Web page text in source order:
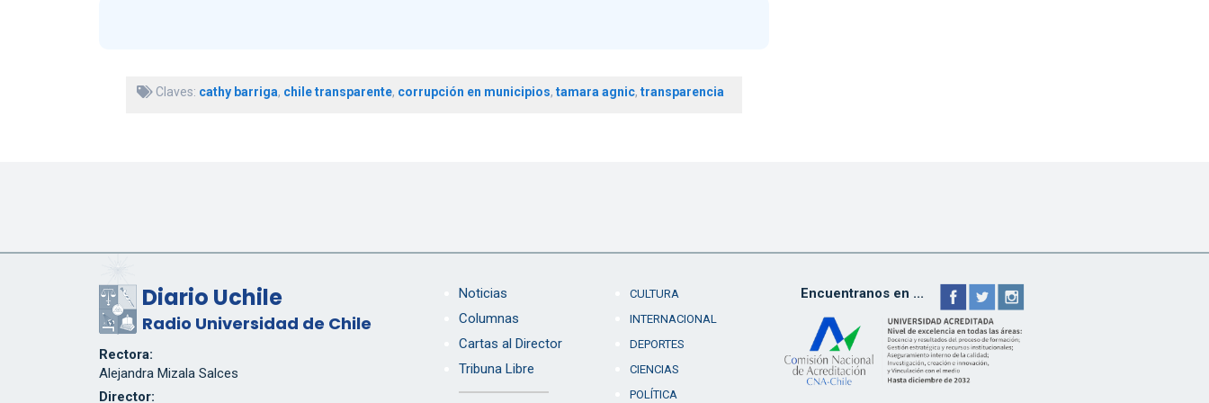
Claves: cathy barriga, chile transparente, corrupción en municipios, tamara agnic, transparencia
Diario Uchile
Radio Universidad de Chile
Rectora:
Alejandra Mizala Salces
Director:
Noticias
Columnas
Cartas al Director
Tribuna Libre
CULTURA
INTERNACIONAL
DEPORTES
CIENCIAS
POLÍTICA
Encuentranos en ...